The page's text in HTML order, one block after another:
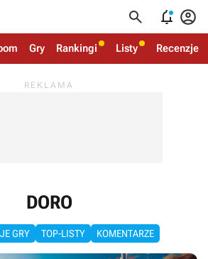
  
Gry Rankingi Listy Recenzje
DORO
GRY TOP-LISTY KOMENTARZE